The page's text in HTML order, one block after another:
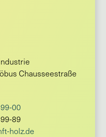
Chausseestraße
00
89
holz.de